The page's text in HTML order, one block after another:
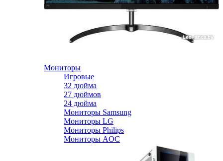
Мониторы
Игровые
32 дюйма
27 дюймов
24 дюйма
Мониторы Samsung
Мониторы LG
Мониторы Philips
Мониторы AOC